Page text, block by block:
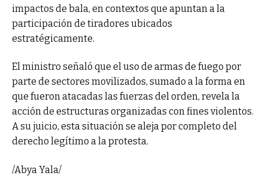
impactos de bala, en contextos que apuntan a la
participación de tiradores ubicados
estratégicamente.
El ministro señaló que el uso de armas de fuego por
parte de sectores movilizados, sumado a la forma en
que fueron atacadas las fuerzas del orden, revela la
acción de estructuras organizadas con fines violentos.
A su juicio, esta situación se aleja por completo del
derecho legítimo a la protesta.
/Abya Yala/